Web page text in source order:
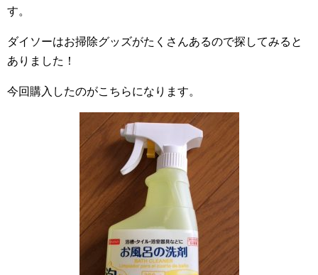
す。
ダイソーはお掃除グッズがたくさんあるので探してみると
ありました！
今回購入したのがこちらになります。